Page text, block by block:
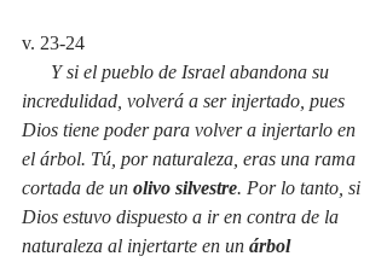
v. 23-24
Y si el pueblo de Israel abandona su
incredulidad, volverá a ser injertado, pues
Dios tiene poder para volver a injertarlo en
el árbol. Tú, por naturaleza, eras una rama
cortada de un olivo silvestre. Por lo tanto, si
Dios estuvo dispuesto a ir en contra de la
naturaleza al injertarte en un árbol